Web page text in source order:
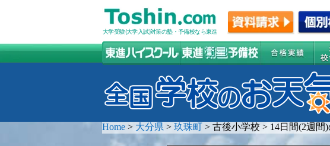
大学受験(大学入試)対策の塾・予備校なら東進
Home > 大分県 > 玖珠町 > 古後小学校 > 14日間(2週間